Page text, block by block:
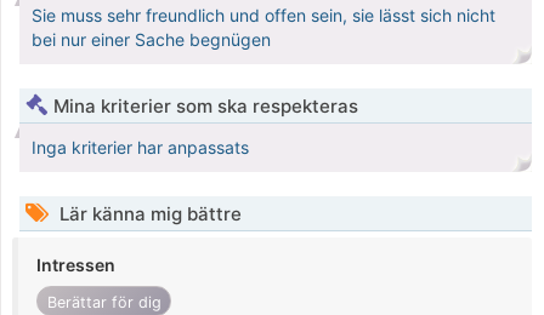
Sie muss sehr freundlich und offen sein, sie lässt sich nicht
bei nur einer Sache begnügen
Mina kriterier som ska respekteras
Inga kriterier har anpassats
Lär känna mig bättre
Intressen
Berättar för dig